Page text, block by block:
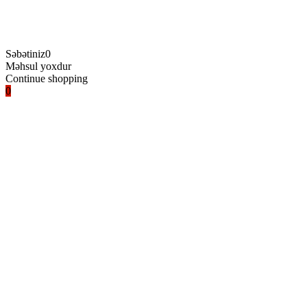
Səbətiniz0
Məhsul yoxdur
Continue shopping
0